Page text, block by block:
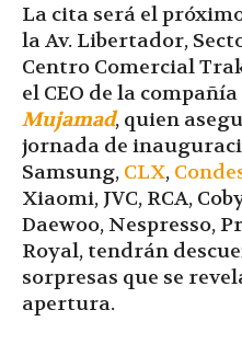
La cita será el
la Av. Libertador,
Centro Comercial
el CEO de la compañía
Mujamad, quien
jornada de
Samsung, CLX,
Xiaomi, JVC, RCA,
Daewoo, Nespresso,
Royal, tendrán
sorpresas que se
apertura.